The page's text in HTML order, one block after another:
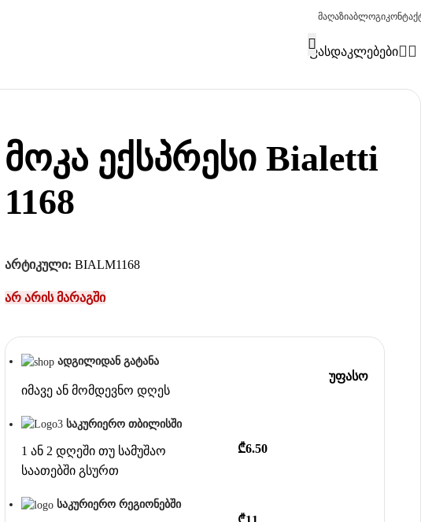
მაღაზიაბლოგი
ფასდაკლებები
მოკა ექსპრესი Bialetti
1168
არტიკული:BIALM1168
არ არის მარაგში
ადგილიდან გატანა
იმავე ან მომდევნო დღეს
უფასო
საკურიერო თბილისში
1 ან 2 დღეში თუ სამუშაო
საათებში გსურთ
₾6.50
საკურიერო რეგიონებში